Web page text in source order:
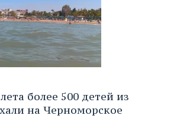
более 500 детей из
на Черноморское